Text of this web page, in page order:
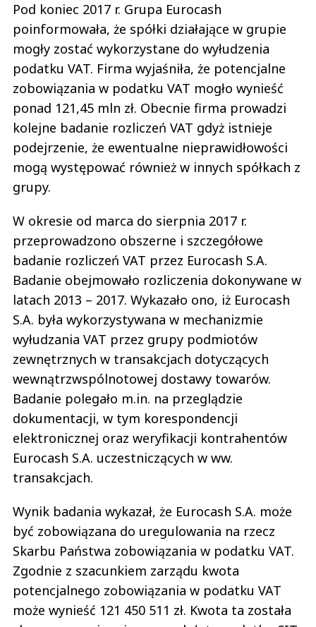
Pod koniec 2017 r. Grupa Eurocash
poinformowała, że spółki działające w grupie
mogły zostać wykorzystane do wyłudzenia
podatku VAT. Firma wyjaśniła, że potencjalne
zobowiązania w podatku VAT mogło wynieść
ponad 121,45 mln zł. Obecnie firma prowadzi
kolejne badanie rozliczeń VAT gdyż istnieje
podejrzenie, że ewentualne nieprawidłowości
mogą występować również w innych spółkach z
grupy.
W okresie od marca do sierpnia 2017 r.
przeprowadzono obszerne i szczegółowe
badanie rozliczeń VAT przez Eurocash S.A.
Badanie obejmowało rozliczenia dokonywane w
latach 2013 – 2017. Wykazało ono, iż Eurocash
S.A. była wykorzystywana w mechanizmie
wyłudzania VAT przez grupy podmiotów
zewnętrznych w transakcjach dotyczących
wewnątrzwspólnotowej dostawy towarów.
Badanie polegało m.in. na przeglądzie
dokumentacji, w tym korespondencji
elektronicznej oraz weryfikacji kontrahentów
Eurocash S.A. uczestniczących w ww.
transakcjach.
Wynik badania wykazał, że Eurocash S.A. może
być zobowiązana do uregulowania na rzecz
Skarbu Państwa zobowiązania w podatku VAT.
Zgodnie z szacunkiem zarządu kwota
potencjalnego zobowiązania w podatku VAT
może wynieść 121 450 511 zł. Kwota ta została